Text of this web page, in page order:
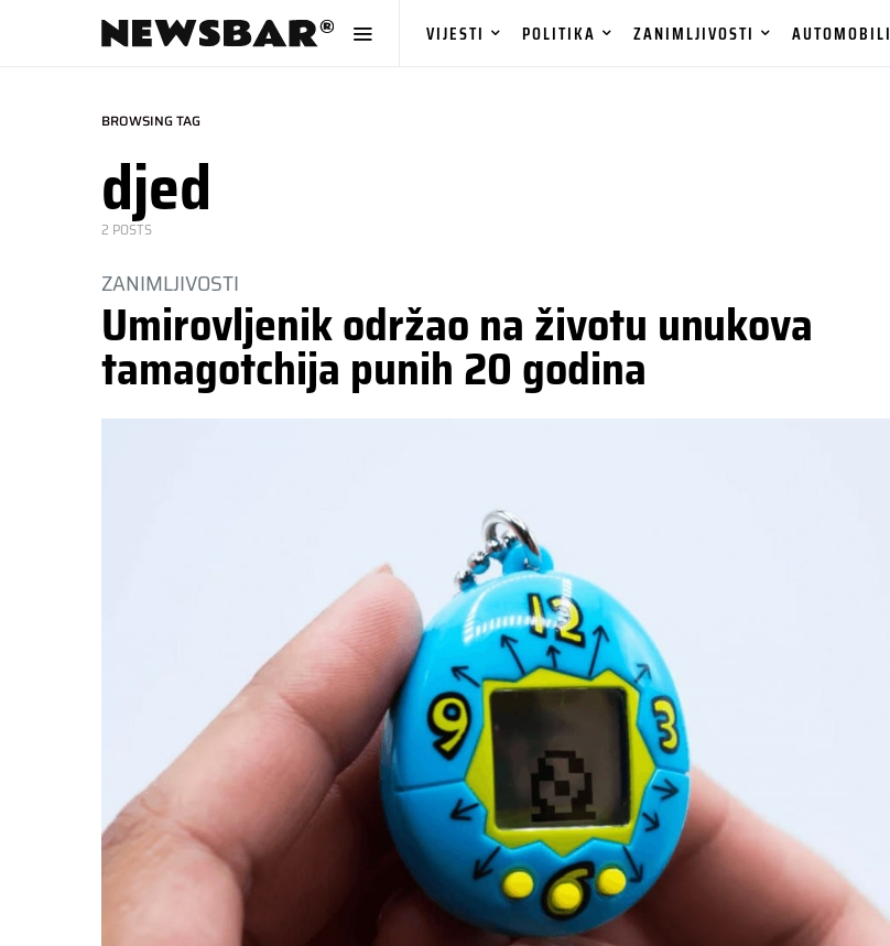
VIJESTI POLITIKA ZANIMLJIVOSTI AUTOMOBILI
BROWSING TAG
djed
2 POSTS
ZANIMLJIVOSTI
Umirovljenik održao na životu unukova
tamagotchija punih 20 godina